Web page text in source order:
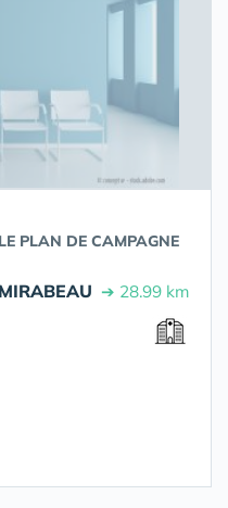
PLAN DE CAMPAGNE
➔ 28.99 km